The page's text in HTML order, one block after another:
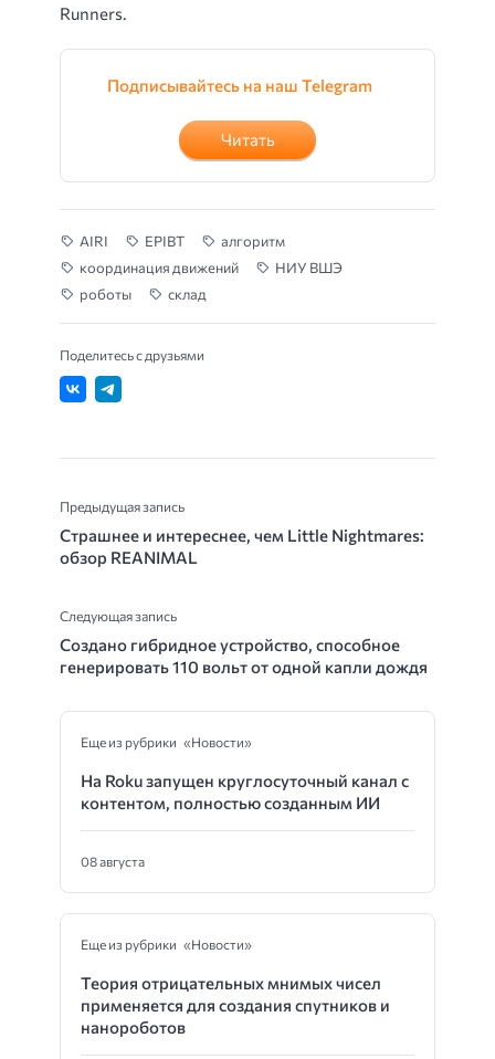
Runners.
Подписывайтесь на наш Telegram
Читать
AIRI EPIBT
алгоритм
координация движений
НИУ ВШЭ
роботы
склад
Поделитесь с друзьями
Предыдущая запись
Страшнее и интереснее, чем Little Nightmares:
обзор REANIMAL
Следующая запись
Создано гибридное устройство, способное
генерировать 110 вольт от одной капли дождя
Еще из рубрики «Новости»
На Roku запущен круглосуточный канал с
контентом, полностью созданным ИИ
08 августа
Еще из рубрики «Новости»
Теория отрицательных мнимых чисел
применяется для создания спутников и
нанороботов